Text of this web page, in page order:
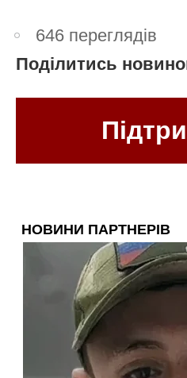
646 переглядів
Поділитись